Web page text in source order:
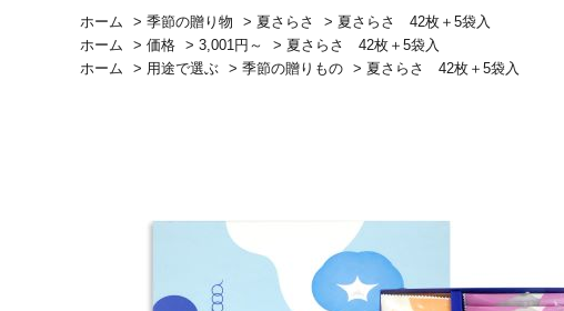
ホーム > 季節の贈り物 > 夏さらさ > 夏さらさ 42枚＋5袋入
ホーム
> 価格 > 3,001円～ > 夏さらさ 42枚＋5袋入
ホーム
> 用途で選ぶ > 季節の贈りもの > 夏さらさ 42枚＋5袋入